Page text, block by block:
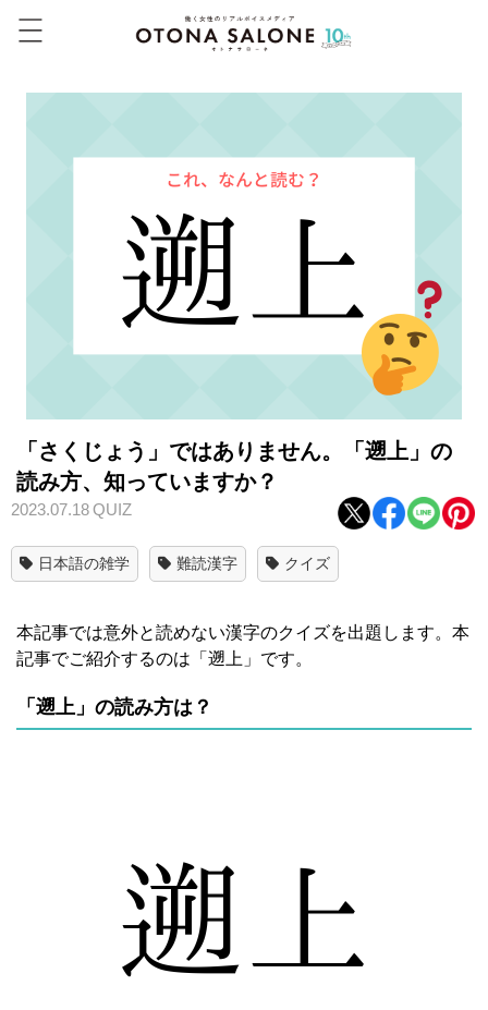
「さくじょう」ではありません。「遡上」の
読み方、知っていますか？
2023.07.18QUIZ
日本語の雑学 難読漢字 クイズ
本記事では意外と読めない漢字のクイズを出題します。本
記事でご紹介するのは「遡上」です。
「遡上」の読み方は？